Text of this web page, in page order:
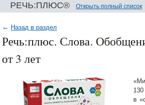
РЕЧЬ:ПЛЮС® Открыть полный список
← Назад в раздел
Речь:плюс. Слова.
от 3 лет
в